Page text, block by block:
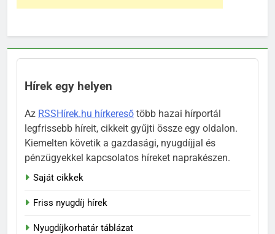
Hírek egy helyen
Az RSSHírek.hu hírkereső több hazai hírportál
legfrissebb híreit, cikkeit gyűjti össze egy oldalon.
Kiemelten követik a gazdasági, nyugdíjjal és
pénzügyekkel kapcsolatos híreket naprakészen.
Saját cikkek
Friss nyugdíj hírek
Nyugdíjkorhatár táblázat